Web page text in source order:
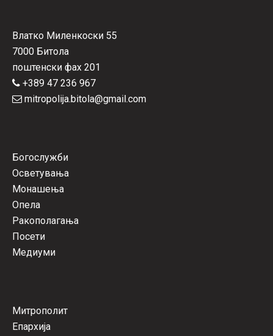
Влатко Миленкоски 55
7000 Битола
поштенски фах 201
+389 47 236 967
mitropolija.bitola@gmail.com
Богослужби
Осветувања
Монашења
Опела
Ракополагања
Посети
Медиуми
Митрополит
Епархија